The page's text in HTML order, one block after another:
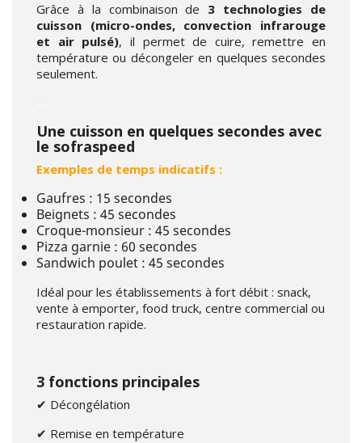
Grâce à la combinaison de 3 technologies de
cuisson (micro-ondes, convection infrarouge
et air pulsé), il permet de cuire, remettre en
température ou décongeler en quelques secondes
seulement.
Une cuisson en quelques secondes avec
le sofraspeed
Exemples de temps indicatifs :
Gaufres : 15 secondes
Beignets : 45 secondes
Croque-monsieur : 45 secondes
Pizza garnie : 60 secondes
Sandwich poulet : 45 secondes
Idéal pour les établissements à fort débit : snack,
vente à emporter, food truck, centre commercial ou
restauration rapide.
3 fonctions principales
✔ Décongélation
✔ Remise en température